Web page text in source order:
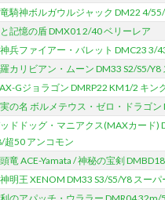
騎神ボルガウルジャック DM22 4/
記憶の盾 DMX01 2/40 ベリーレア
兵ファイアー・バレット DMC23 3/
カリビアン・ムーン DM33 S2/S5/Y8
Gジョラゴン DMRP22 KM1/2 キン
の名 ボルメテウス・ゼロ・ドラゴ
ドドッグ・マニアクス(MAXカード)
超50 アンコモン
竜 ACE-Yamata / 神秘の宝剣
明王 XENOM DM33 S3/S5/Y8 スーパ